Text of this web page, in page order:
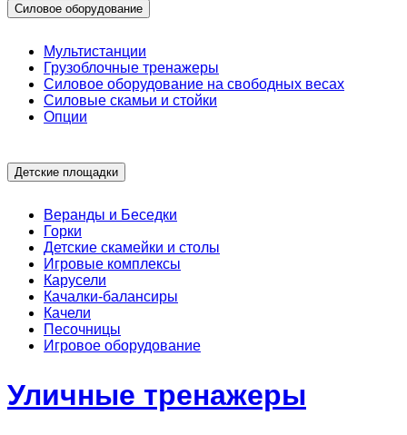
Силовое оборудование
Мультистанции
Грузоблочные тренажеры
Силовое оборудование на свободных весах
Силовые скамьи и стойки
Опции
Детские площадки
Веранды и Беседки
Горки
Детские скамейки и столы
Игровые комплексы
Карусели
Качалки-балансиры
Качели
Песочницы
Игровое оборудование
Уличные тренажеры